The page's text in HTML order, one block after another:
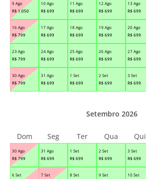
9 Ago
R$ 1.050
10 Ago
R$ 699
11 Ago
R$ 699
12 Ago
R$ 699
13 Ago
R$ 699
16 Ago
R$ 799
17 Ago
R$ 699
18 Ago
R$ 699
19 Ago
R$ 699
20 Ago
R$ 699
23 Ago
R$ 799
24 Ago
R$ 699
25 Ago
R$ 699
26 Ago
R$ 699
27 Ago
R$ 699
30 Ago
R$ 799
31 Ago
R$ 699
1 Set
R$ 699
2 Set
R$ 699
3 Set
R$ 699
30 Ago
R$ 799
31 Ago
R$ 699
1 Set
R$ 699
2 Set
R$ 699
3 Set
R$ 699
6 Set
7 Set
8 Set
9 Set
10 Set
Setembro 2026
Dom Seg Ter Qua Qui